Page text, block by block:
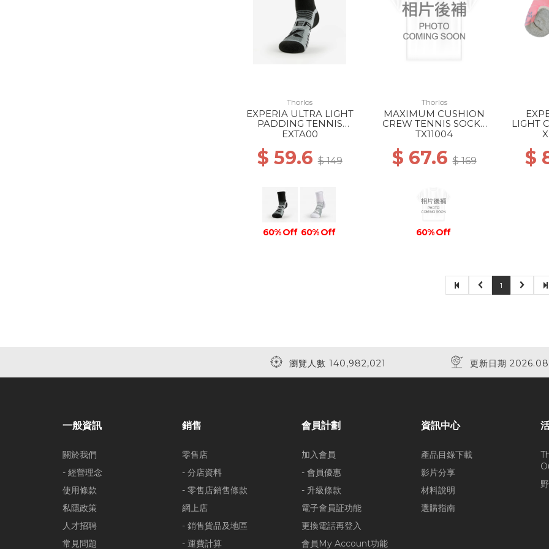
Thorlos
EXPERIA ULTRA LIGHT
PADDING TENNIS
ANKLE SOCKS BLACK
EXTA00
$ 59.6$ 149
60% Off 60% Off
Thorlos
MAXIMUM CUSHION
CREW TENNIS SOCKS
004 WHITE
TX11004
$ 67.6$ 169
60% Off
LIGHT
$
1
瀏覽人數 140,982,021 更新日期
一般資訊
關於我們
- 經營理念
使用條款
私隱政策
人才招聘
常見問題
銷售
零售店
- 分店資料
- 零售店銷售條款
網上店
- 銷售貨品及地區
- 運費計算
會員計劃
加入會員
- 會員優惠
- 升級條款
電子會員証功能
更換電話再登入
會員My Account功能
資訊中心
產品目錄下載
影片分享
材料說明
選購指南